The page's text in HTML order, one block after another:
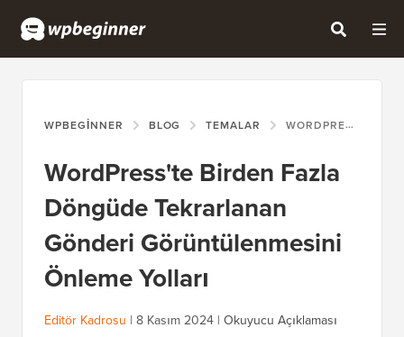
WPBEGINNER BLOG TEMALAR WORDPRESS'TE BIRDEN FAZLA DÖNGÜDE TEKRARLANAN GÖNDERI GÖRÜNTÜLENMESINI ÖNLEME YOLLARI
WordPress'te Birden Fazla
Döngüde Tekrarlanan
Gönderi Görüntülenmesini
Önleme Yolları
Editör Kadrosu | 8 Kasım 2024 | Okuyucu Açıklaması